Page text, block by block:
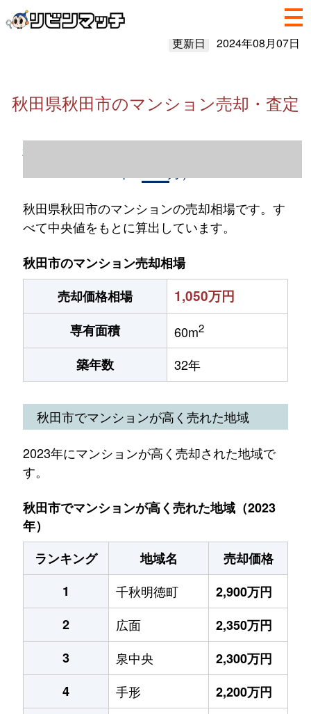
更新日 2024年08月07日
秋田県秋田市のマンション売却・査定
秋田県秋田市のマンション売却情報（2023
秋田県秋田市のマンションの売却相場です。す
べて中央値をもとに算出しています。
秋田市のマンション売却相場
売却価格相場
1,050万円
専有面積 60m2
築年数 32年
秋田市でマンションが高く売れた地域
2023年にマンションが高く売却された地域で
す。
秋田市でマンションが高く売れた地域（2023
年）
ランキング
地域名
売却価格
1
千秋明徳町
2,900万円
2
広面
2,350万円
3
泉中央
2,300万円
4
手形
2,200万円